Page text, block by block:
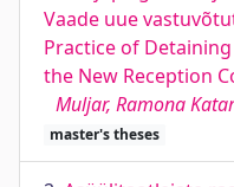
Vaade uue
Practice of
the New Reception
Muljar, Ramona
master's theses